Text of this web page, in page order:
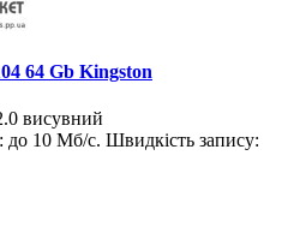
64 Gb Kingston
висувний
до 10 Мб/с. Швидкість запису: